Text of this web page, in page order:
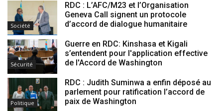
Société
RDC : L’AFC/M23 et l’Organisation
Geneva Call signent un protocole
d’accord de dialogue humanitaire
Sécurité
Guerre en RDC: Kinshasa et Kigali
s’entendent pour l'application effective
de l'Accord de Washington
Politique
RDC : Judith Suminwa a enfin déposé au
parlement pour ratification l’accord de
paix de Washington